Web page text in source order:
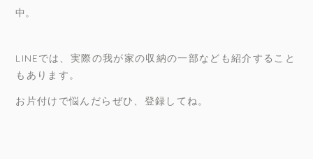
中。
LINEでは、実際の我が家の収納の一部なども紹介すること
もあります。
お片付けで悩んだらぜひ、登録してね。